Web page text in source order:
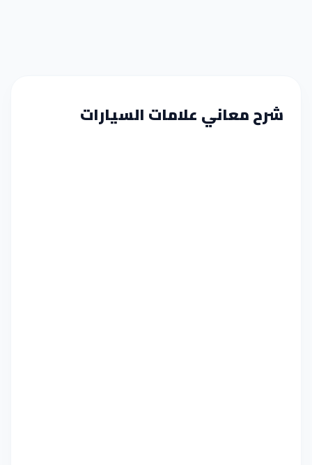
شرح معاني علامات السيارات